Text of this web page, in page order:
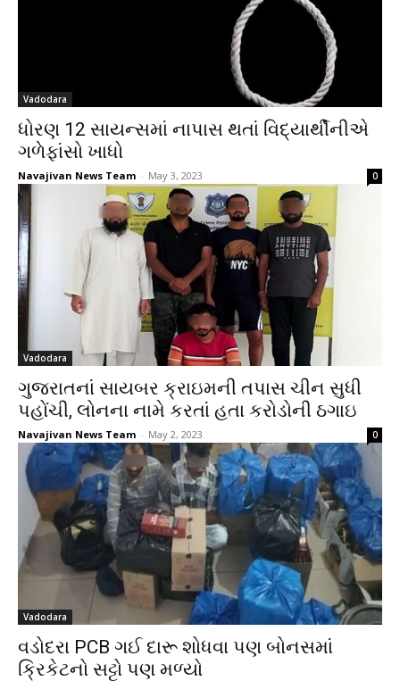
Vadodara
ધોરણ 12 સાયન્સમાં નાપાસ થતાં વિદ્યાર્થીનીએ
ગળેફાંસો ખાધો
Navajivan News Team - May 3, 2023 0
Vadodara
ગુજરાતનાં સાયબર ક્રાઇમની તપાસ ચીન સુધી
પહોંચી, લોનના નામે કરતાં હતા કરોડોની ઠગાઇ
Navajivan News Team - May 2, 2023 0
Vadodara
વડોદરા PCB ગઈ દારૂ શોધવા પણ બોનસમાં
ક્રિકેટનો સટ્ટો પણ મળ્યો